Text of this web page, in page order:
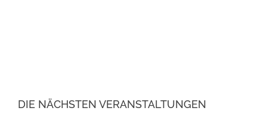
DIE NÄCHSTEN VERANSTALTUNGEN